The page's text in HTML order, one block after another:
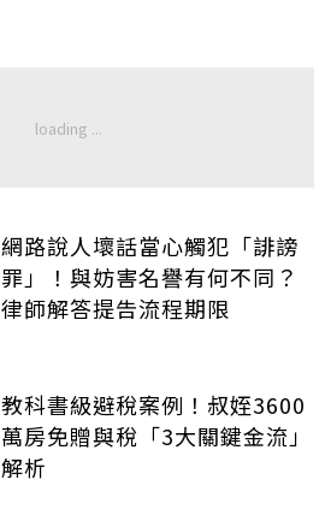
網路說人壞話當心觸犯「誹謗
罪」！與妨害名譽有何不同？
律師解答提告流程期限
教科書級避稅案例！叔姪3600
萬房免贈與稅「3大關鍵金流」
解析